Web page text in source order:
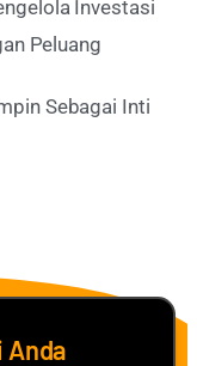
Investasi
Peluang
Sebagai Inti
Anda